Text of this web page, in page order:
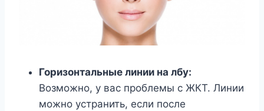
Горизонтальные линии на лбу:
Возможно, у вас проблемы с ЖКТ. Линии
можно устранить, если после